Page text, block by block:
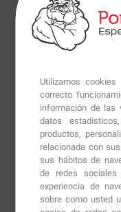
Utilizamos
correcto
información de las
datos
productos,
relacionada con
sus hábitos de
de redes
experiencia de
sobre como usted